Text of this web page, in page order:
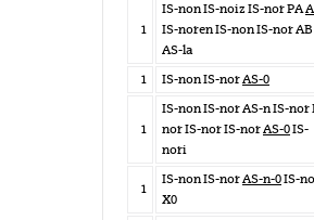
1
IS-non IS-noiz IS-nor PA
IS-noren IS-non IS-nor AB
AS-la
1
IS-non IS-norAS-0
1
IS-non IS-nor AS-n IS-nor
nor IS-nor IS-norAS-0IS-
nori
1
IS-non IS-norAS-n-0IS-
X0